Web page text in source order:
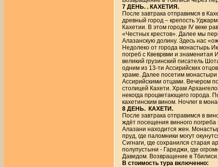
7 ДЕНЬ. . КАХЕТИЯ.
После завтрака отправимся в
древный город – крепость
Кахетии. В этом городе IV веке
«Честных крестов». Далее мы
Алазанскую долину. Здесь нас
Недолеко от города монастырь
погреб с Квеврвми и знаменитая
великий грузинский писатель
одним из 13-ти Ассирийских
храме. Далее посетим
Ассирийскими отцами. Вечером
столицей Кахети. Храм
некогда процветающего города.
кахетинским вином. Ночлег в
8 ДЕНЬ. КАХЕТИ.
После завтрака отправимся в
ждёт посещения винного погреба
Алазани находится жен.
пруд, где паломники могут
Сигнаги, где сохранился старая
полупустыни - Гареджи, где
Давидом. Возвращение в
В стоимость тура включенно: